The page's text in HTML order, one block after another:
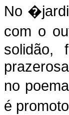
No
com o
solidão,
no
é